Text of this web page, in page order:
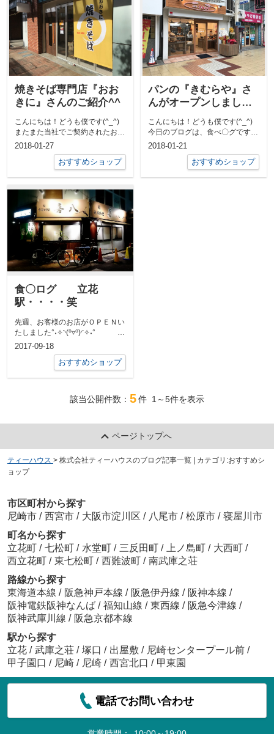
焼きそば専門店『おお
きに』さんのご紹介^^
こんにちは！どうも僕です(^_^)
またまた当社でご契約されたお店
がオープンしました！！焼きそば
2018-01-27
おすすめショップ
パンの『きむらや』さ
んがオープンしました
こんにちは！どうも僕です(^_^)
今日のブログは、食べ〇グです！
昨年の年末に立花商店街で当社の
2018-01-21
おすすめショップ
食〇ログ 立花
駅・・・・笑
先週、お客様のお店がＯＰＥＮい
たしました°˖✧◝(⁰▿⁰)◜✧˖° 昔
から知ってる方なのですが、...
2017-09-18
おすすめショップ
該当公開件数： 5件 1～5件を表示
ページトップへ
ティーハウス > 株式会社ティーハウスのブログ記事一覧 | カテゴリ:おすすめシ
ョップ
市区町村から探す
尼崎市 / 西宮市 / 大阪市淀川区 / 八尾市 / 松原市 / 寝屋川市
町名から探す
立花町 / 七松町 / 水堂町 / 三反田町 / 上ノ島町 / 大西町 /
西立花町 / 東七松町 / 西難波町 / 南武庫之荘
路線から探す
東海道本線 / 阪急神戸本線 / 阪急伊丹線 / 阪神本線 /
阪神電鉄阪神なんば / 福知山線 / 東西線 / 阪急今津線 /
阪神武庫川線 / 阪急京都本線
駅から探す
立花 / 武庫之荘 / 塚口 / 出屋敷 / 尼崎センタープール前 /
甲子園口 / 尼崎 / 尼崎 / 西宮北口 / 甲東園
電話でお問い合わせ